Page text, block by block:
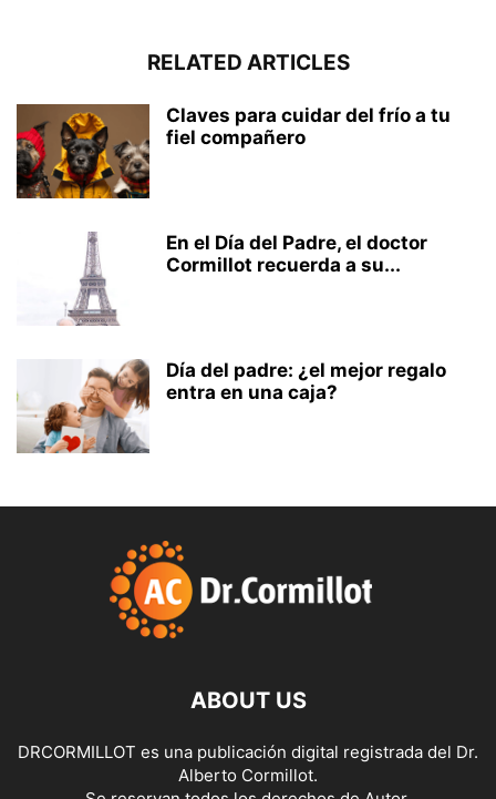
RELATED ARTICLES
Claves para cuidar del frío a tu
fiel compañero
En el Día del Padre, el doctor
Cormillot recuerda a su...
Día del padre: ¿el mejor regalo
entra en una caja?
ABOUT US
DRCORMILLOT es una publicación digital registrada del Dr.
Alberto Cormillot.